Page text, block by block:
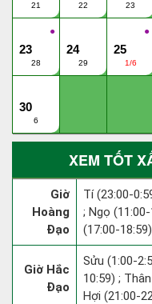
21 22 23
●
23
28
24
29
●
25
1/6
30
6
XEM TỐT
Giờ
Hoàng
Đạo
Tí (23:00-
; Ngọ
(17:00-18:59)
Giờ Hắc
Đạo
Sửu (1:00-
10:59) ;
Hợi (21:00-